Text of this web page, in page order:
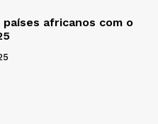
africanos com o